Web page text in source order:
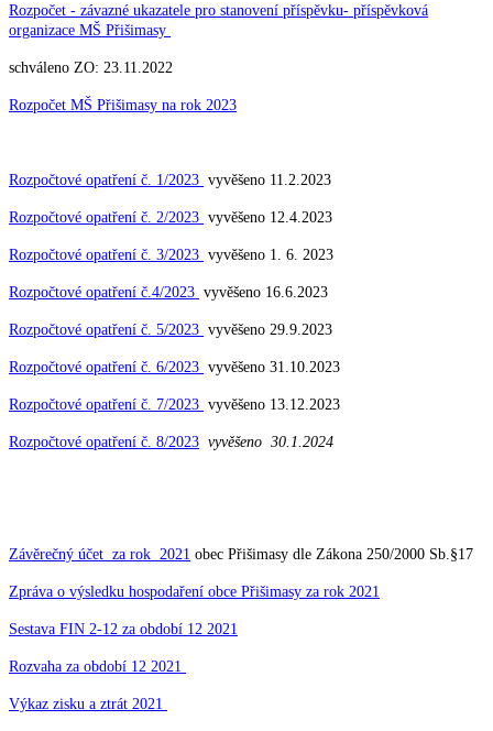
Rozpočet - závazné ukazatele pro stanovení příspěvku- příspěvková
organizace MŠ Přišimasy
schváleno ZO: 23.11.2022
Rozpočet MŠ Přišimasy na rok 2023
Rozpočtové opatření č. 1/2023 vyvěšeno 11.2.2023
Rozpočtové opatření č. 2/2023 vyvěšeno 12.4.2023
Rozpočtové opatření č. 3/2023 vyvěšeno 1. 6. 2023
Rozpočtové opatření č.4/2023 vyvěšeno 16.6.2023
Rozpočtové opatření č. 5/2023 vyvěšeno 29.9.2023
Rozpočtové opatření č. 6/2023 vyvěšeno 31.10.2023
Rozpočtové opatření č. 7/2023 vyvěšeno 13.12.2023
Rozpočtové opatření č. 8/2023 vyvěšeno 30.1.2024
Závěrečný účet za rok 2021 obec Přišimasy dle Zákona 250/2000 Sb.§17
Zpráva o výsledku hospodaření obce Přišimasy za rok 2021
Sestava FIN 2-12 za období 12 2021
Rozvaha za období 12 2021
Výkaz zisku a ztrát 2021